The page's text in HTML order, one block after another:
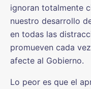
ignoran totalmente
nuestro desarrollo
en todas las
promueven cada
afecte al Gobierno.
Lo peor es que el